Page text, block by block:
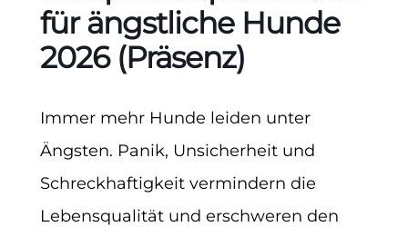
für ängstliche Hunde
2026 (Präsenz)
Immer mehr Hunde leiden unter
Ängsten. Panik, Unsicherheit und
Schreckhaftigkeit vermindern die
Lebensqualität und erschweren den